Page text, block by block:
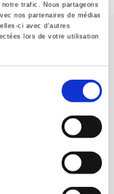
trafic. Nous partageons
nos partenaires de médias
ci avec d'autres
lors de votre utilisation
et sociales, les
leur création en 1976